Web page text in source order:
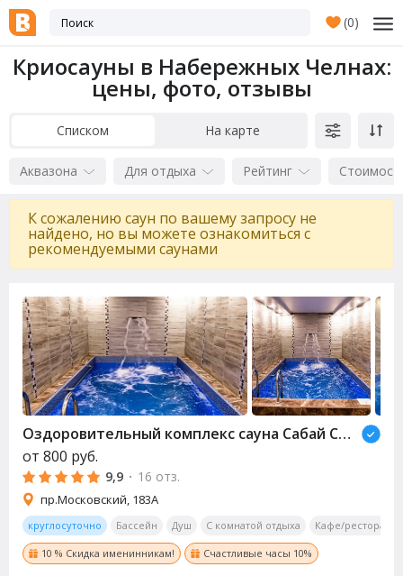
(0)
Криосауны в Набережных Челнах:
цены, фото, отзывы
Списком На карте
Аквазона Для отдыха Рейтинг
К сожалению саун по вашему запросу не
найдено, но вы можете ознакомиться с
рекомендуемыми саунами
Оздоровительный комплекс сауна Сабай Стайл
от 800 руб.
9,9 · 16 отз.
пр.Московский, 183А
круглосуточно Бассейн Душ С комнатой отдыха Кафе/ресторан
10 % Скидка именинникам! Счастливые часы 10%